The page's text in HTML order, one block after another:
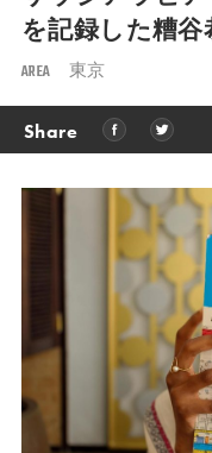
を記録した糟
AREA 東京
Share